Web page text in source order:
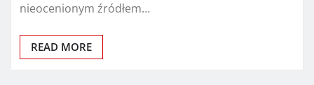
nieocenionym źródłem…
READ MORE